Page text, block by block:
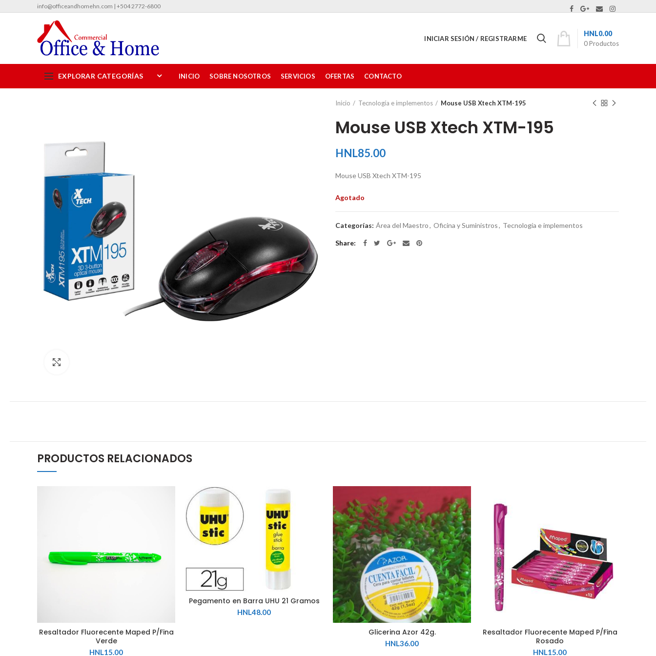
info@officeandhomehn.com | +504 2772-6800
INICIAR SESIÓN / REGISTRARME
0Productos
HNL0.00
EXPLORAR CATEGORÍAS INICIO SOBRE NOSOTROS SERVICIOS OFERTAS CONTACTO
Inicio Tecnología e implementos Mouse USB Xtech XTM-195
Mouse USB Xtech XTM-195
HNL85.00
Mouse USB Xtech XTM-195
Agotado
Categorías: Área del Maestro, Oficina y Suministros, Tecnología e implementos
Share
PRODUCTOS RELACIONADOS
Resaltador Fluorecente Maped P/Fina
Verde
HNL15.00
Pegamento en Barra UHU 21 Gramos
HNL48.00
Glicerina Azor 42g.
HNL36.00
Resaltador Fluorecente Maped P/Fina
Rosado
HNL15.00